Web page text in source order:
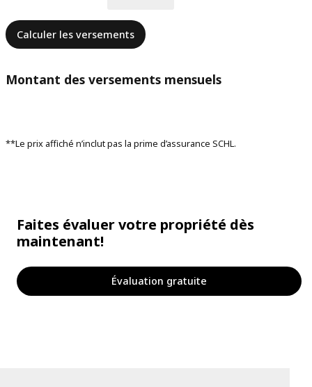
Calculer les versements
Montant des versements mensuels
**Le prix affiché n’inclut pas la prime d’assurance SCHL.
Faites évaluer votre propriété dès
maintenant!
Évaluation gratuite